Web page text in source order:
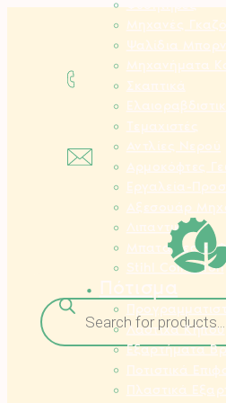
Αναζήτηση
προϊόντων
Φυσητήρες
Μηχανές
Ψαλίδια
Μηχανήματα
Σκαπτικά
Τεμαχιστές
Αντλίες Νερού
Αρμοκόφτες
Εργαλεία-
Αξεσουάρ
Λιπαντικά
Μπαταρίες &
Stihl Collection
Πότισμα
Λάστιχα Κήπου
Εξαρτήματα
Ποτιστικά
Πλαστικά